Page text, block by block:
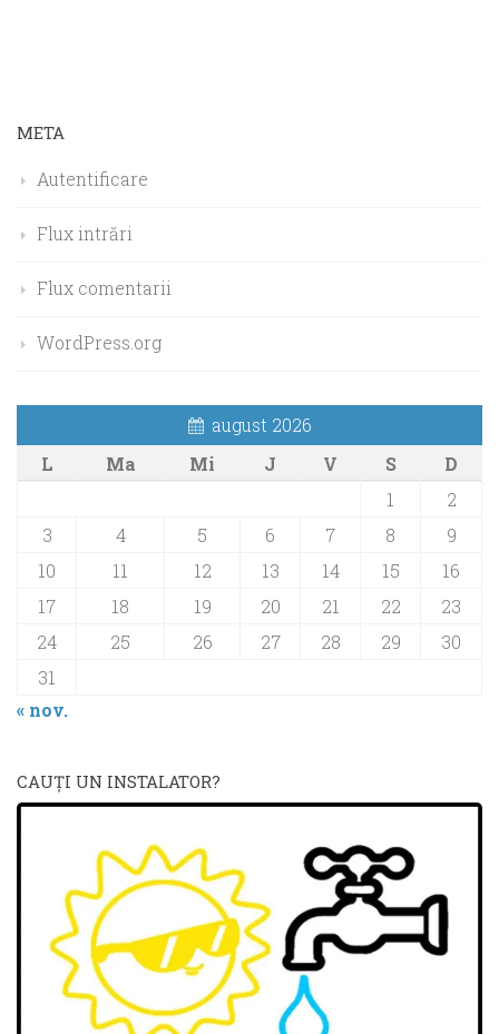
META
Autentificare
Flux intrări
Flux comentarii
WordPress.org
august 2026
L
Ma Mi J V S
D
1
2
3
4 5 6 7 8
9
10
11 12 13 14 15
16
17
18 19 20 21 22
23
24
25 26 27 28 29
30
31
« nov.
CAUŢI UN INSTALATOR?